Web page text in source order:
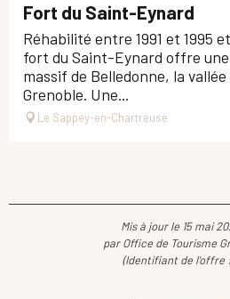
Fort du Saint-Eynard
Réhabilité entre 1991 et 1995
fort du Saint-Eynard offre
massif de Belledonne, la
Grenoble. Une...
Le Sappey-en-Chartreuse
Mis à jour le 15 mai
par Office de Tourisme
(Identifiant de l'offre :